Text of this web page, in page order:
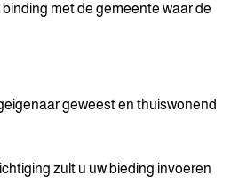
met de gemeente waar de
geweest en thuiswonend
zult u uw bieding invoeren